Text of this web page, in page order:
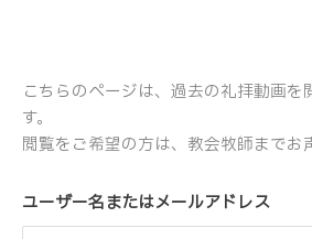
こちらのページは、過去の礼拝動画を
す。
閲覧をご希望の方は、教会牧師までお
ユーザー名またはメールアドレス